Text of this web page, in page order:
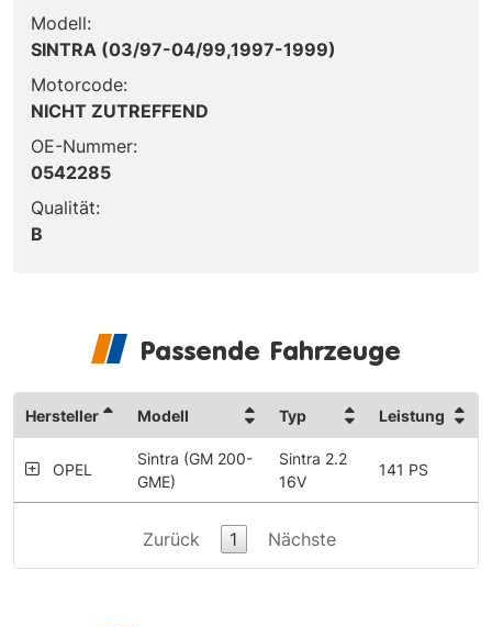
Modell:
SINTRA (03/97-04/99,1997-1999)
Motorcode:
NICHT ZUTREFFEND
OE-Nummer:
0542285
Qualität:
B
Passende Fahrzeuge
Hersteller Modell Typ Leistung
OPEL
Sintra (GM 200-
GME)
Sintra 2.2
16V
141 PS
Zurück 1 Nächste